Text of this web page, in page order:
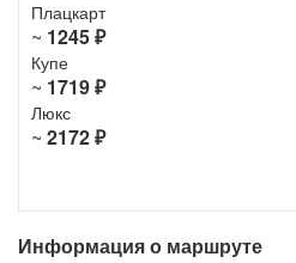
Плацкарт
~ 1245 ₽
Купе
~ 1719 ₽
Люкс
~ 2172 ₽
Информация о маршруте